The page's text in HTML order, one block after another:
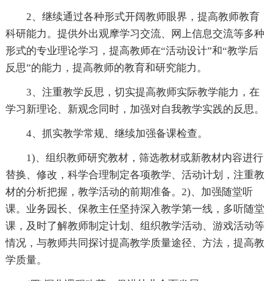
2、继续通过各种形式开阔教师眼界，提高教师教育
科研能力。提供外出观摩学习交流、网上信息交流等多种
形式的专业理论学习，提高教师在“活动设计”和“教学后
反思”的能力，提高教师的教育和研究能力。
3、注重教学反思，切实提高教师实际教学能力，在
学习新理论、新观念同时，加强对自我教学实践的反思。
4、抓实教学常规、继续加强备课检查。
1)、组织教师研究教材，筛选教材或新教材内容进行
替换、修改，科学合理制定各项教学、活动计划，注重教
材的分析把握，教学活动的前期准备。2)、加强随堂听
课。业务园长、保教主任坚持深入教学第一线，多听随堂
课，及时了解教师制定计划、组织教学活动、游戏活动等
情况，与教师共同探讨提高教学质量途径、方法，提高教
学质量。